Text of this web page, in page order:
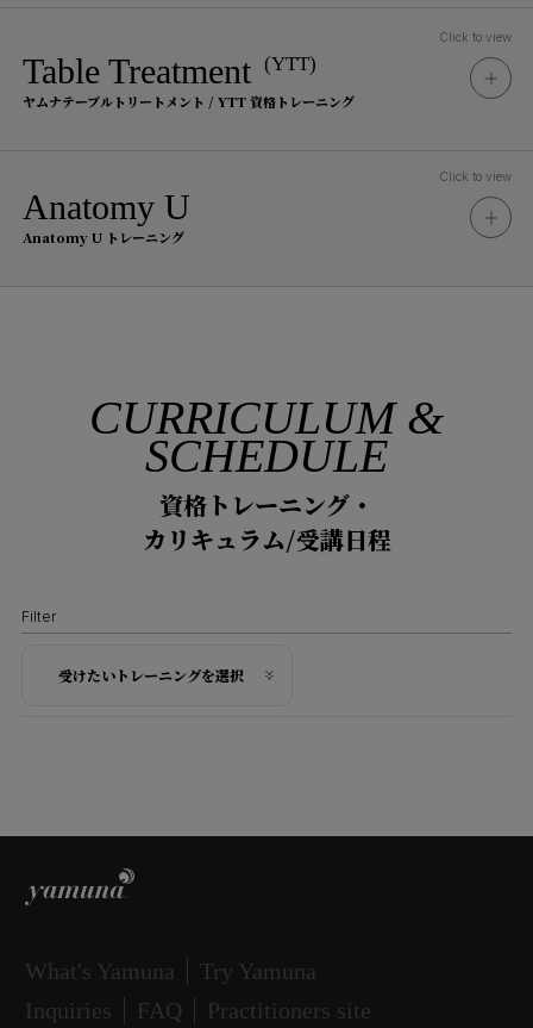
事前にメソッド内容をご理解頂くた
セッション、ワークショップ（ヤム
ナスタジオ以外・オンラインでも有
された方
資格取得の流れ
トレーニング受講
Part 2 ： 5日間
合計
く)
トレーニング内容
基本的なワークのガイドライン
ヤムナにおける呼吸
Anatomy Uについて
165,000円
参加条件
（ヤムナスタジオ以外・オンライン
でも有効）のいずれかを合計4時間以
上受講された方
合計
トレーニング内容
ヤムナフットフィットネスの効果と独自性
フットウェイカーについて
198,000
YFF Part 1 認定プラクティショナー
Training Flow
STEP1
トレーニング受講
(合計24時間)
※部分参加不可
健康的なアライメントと機能の構築
側面の強化
高度な足部の再教育
Tuition Fee
176,000円 （税込）
Terms & Conditions
参加条件
セッション、ワークショップ（ヤム
Training Flow
STEP1
トレーニング受講
Table Treatment (YTT)
ヤムナテーブルトリートメント / YTT 資格トレーニング
Click to view
Tuition Fee
受講料
220,000円 （税込）
Terms & Conditions
参加条件
セッション、ワークショップ（ヤム
ナスタジオ以外・オンラインでも有
効）のいずれかを合計4時間以上受講
Anatomy U
Anatomy U トレーニング
Click to view
Tuition Fee
71,500円
事前にメソッド内容をご理解頂くた
め、YBR認定プラクティショナーの
セッション、ワークショップ（ヤム
ナスタジオ以外・オンラインでも有
CURRICULUM &
SCHEDULE
資格トレーニング・
カリキュラム/受講日程
Filter
受けたいトレーニングを選択
What's Yamuna
Try Yamuna
Inquiries
FAQ Practitioners site